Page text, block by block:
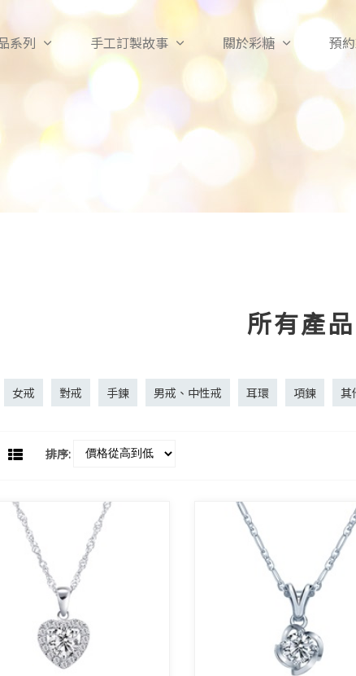
系列 手工訂製故事 關於彩糖 預
所有產品
女戒 對戒 手鍊 男戒、中性戒 耳環 項鍊 其
排序: